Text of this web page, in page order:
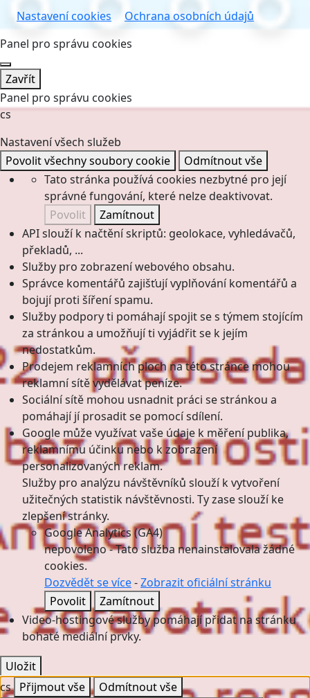
Nastavení cookies
Ochrana osobních údajů
Panel pro správu cookies
Zavřít
Panel pro správu cookies
cs
Nastavení všech služeb
Povolit všechny soubory cookie
Odmítnout vše
Tato stránka používá cookies nezbytné pro její
správné fungování, které nelze deaktivovat.
Povolit
Zamítnout
API slouží k načtění skriptů: geolokace, vyhledávačů,
překladů, ...
Služby pro zobrazení webového obsahu.
Správce komentářů zajišťují vyplňování komentářů a
bojují proti šíření spamu.
Služby podpory ti pomáhají spojit se s týmem stojícím
za stránkou a umožňují ti vyjádřit se k jejím
nedostatkům.
Prodejem reklamních ploch na této stránce mohou
reklamní sítě vydělávat peníze.
Sociální sítě mohou usnadnit práci se stránkou a
pomáhají jí prosadit se pomocí sdílení.
Google může využívat vaše údaje k měření publika,
reklamnímu účinku nebo k zobrazení
personalizovaných reklam.
Služby pro analýzu návštěvníků slouží k vytvoření
užitečných statistik návštěvnosti. Ty zase slouží ke
zlepšení stránky.
Google Analytics (GA4)
nepovoleno-Tato služba nenainstalovala žádné
cookies.
Dozvědět se více-Zobrazit oficiální stránku
Povolit
Zamítnout
Video-hostingové služby pomáhají přidat na stránku
bohaté mediální prvky.
Uložit
cs Přijmout vše
Odmítnout vše